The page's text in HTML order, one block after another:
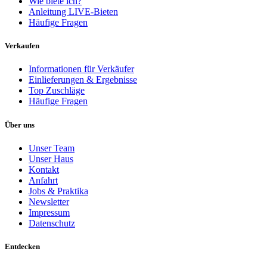
Anleitung LIVE-Bieten
Häufige Fragen
Verkaufen
Informationen für Verkäufer
Einlieferungen & Ergebnisse
Top Zuschläge
Häufige Fragen
Über uns
Unser Team
Unser Haus
Kontakt
Anfahrt
Jobs & Praktika
Newsletter
Impressum
Datenschutz
Entdecken